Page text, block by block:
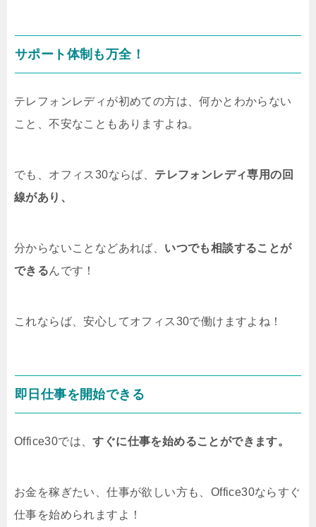
サポート体制も万全！
テレフォンレディが初めての方は、何かとわからない
こと、不安なこともありますよね。
でも、オフィス30ならば、 テレフォンレディ専用の回
線があり、
分からないことなどあれば、 いつでも相談することが
できるんです！
これならば、安心してオフィス30で働けますよね！
即日仕事を開始できる
Office30では、すぐに仕事を始めることができます。
お金を稼ぎたい、仕事が欲しい方も、Office30ならすぐ
仕事を始められますよ！